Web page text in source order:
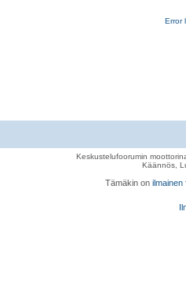
Error
Keskustelufoorumin
Käännös,
Tämäkin on ilmainen